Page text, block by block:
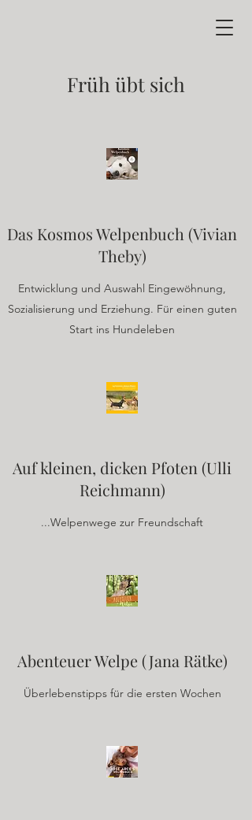
Früh übt sich
Das Kosmos Welpenbuch (Vivian
Theby)
Entwicklung und Auswahl Eingewöhnung,
Sozialisierung und Erziehung. Für einen guten
Start ins Hundeleben
Auf kleinen, dicken Pfoten (Ulli
Reichmann)
...Welpenwege zur Freundschaft
Abenteuer Welpe (Jana Rätke)
Überlebenstipps für die ersten Wochen